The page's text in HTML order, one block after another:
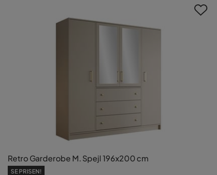
Retro Garderobe M. Spejl 196x200 cm
SE PRISEN!